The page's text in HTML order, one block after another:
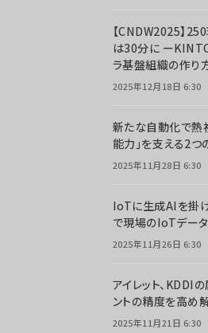
【CNDW2025】
は30分に ー
ラ基盤組織の作り
2025年12月18日 6:30
新たな自動化で熱
能力」を支える2つ
2025年11月28日 6:30
IoTに生成AIを掛
で現場のIoTデー
2025年11月26日 6:30
アイレット、KDDI
ントの精度を高め
2025年11月21日 6:30